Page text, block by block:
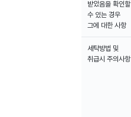
받았음을 확인할
수 있는 경우
그에 대한 사항
세탁방법 및
취급시 주의사항